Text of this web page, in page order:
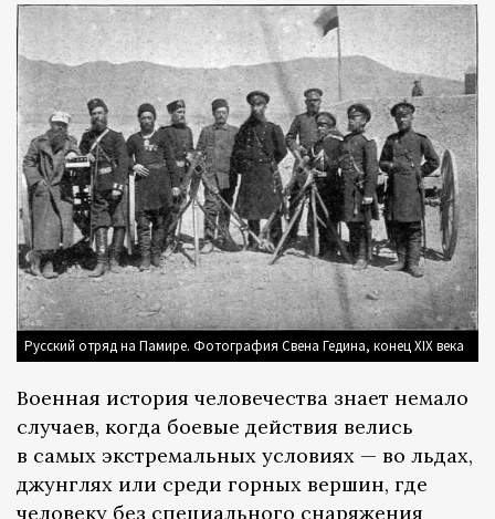
Русский отряд на Памире. Фотография Свена Гедина, конец XIX века
Военная история человечества знает немало
случаев, когда боевые действия велись
в самых экстремальных условиях — во льдах,
джунглях или среди горных вершин, где
человеку без специального снаряжения